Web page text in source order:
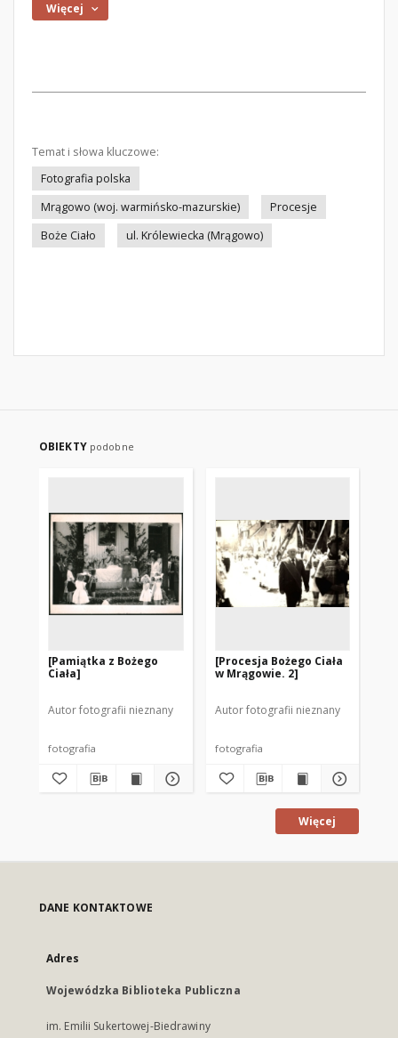
Więcej
Temat i słowa kluczowe:
Fotografia polska
Mrągowo (woj. warmińsko-mazurskie)
Procesje
Boże Ciało
ul. Królewiecka (Mrągowo)
OBIEKTY podobne
[Pamiątka z Bożego
Ciała]
Autor fotografii nieznany
fotografia
[Procesja Bożego Ciała
w Mrągowie. 2]
Autor fotografii nieznany
fotografia
Więcej
DANE KONTAKTOWE
Adres
Wojewódzka Biblioteka Publiczna
im. Emilii Sukertowej-Biedrawiny